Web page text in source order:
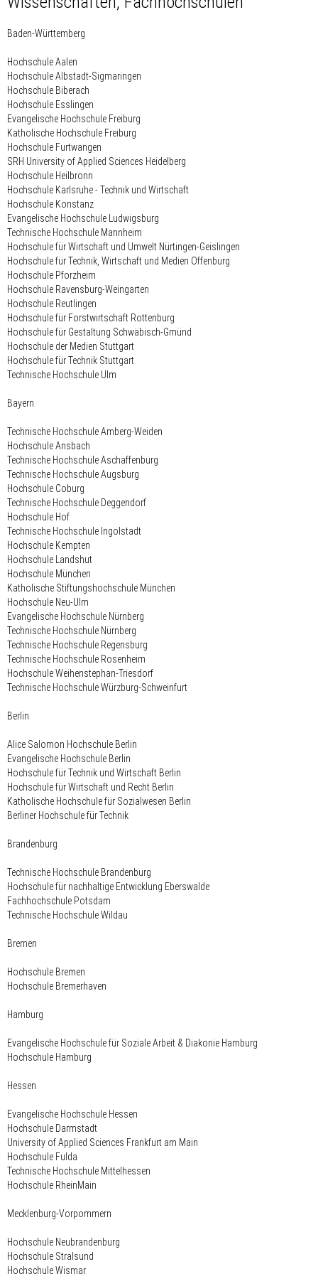
Baden-Württemberg
Hochschule Aalen
Hochschule Albstadt-Sigmaringen
Hochschule Biberach
Hochschule Esslingen
Evangelische Hochschule Freiburg
Katholische Hochschule Freiburg
Hochschule Furtwangen
SRH University of Applied Sciences Heidelberg
Hochschule Heilbronn
Hochschule Karlsruhe - Technik und Wirtschaft
Hochschule Konstanz
Evangelische Hochschule Ludwigsburg
Technische Hochschule Mannheim
Hochschule für Wirtschaft und Umwelt Nürtingen-Geislingen
Hochschule für Technik, Wirtschaft und Medien Offenburg
Hochschule Pforzheim
Hochschule Ravensburg-Weingarten
Hochschule Reutlingen
Hochschule für Forstwirtschaft Rottenburg
Hochschule für Gestaltung Schwäbisch-Gmünd
Hochschule der Medien Stuttgart
Hochschule für Technik Stuttgart
Technische Hochschule Ulm
Bayern
Technische Hochschule Amberg-Weiden
Hochschule Ansbach
Technische Hochschule Aschaffenburg
Technische Hochschule Augsburg
Hochschule Coburg
Technische Hochschule Deggendorf
Hochschule Hof
Technische Hochschule Ingolstadt
Hochschule Kempten
Hochschule Landshut
Hochschule München
Katholische Stiftungshochschule München
Hochschule Neu-Ulm
Evangelische Hochschule Nürnberg
Technische Hochschule Nürnberg
Technische Hochschule Regensburg
Technische Hochschule Rosenheim
Hochschule Weihenstephan-Triesdorf
Technische Hochschule Würzburg-Schweinfurt
Berlin
Alice Salomon Hochschule Berlin
Evangelische Hochschule Berlin
Hochschule für Technik und Wirtschaft Berlin
Hochschule für Wirtschaft und Recht Berlin
Katholische Hochschule für Sozialwesen Berlin
Berliner Hochschule für Technik
Brandenburg
Technische Hochschule Brandenburg
Hochschule für nachhaltige Entwicklung Eberswalde
Fachhochschule Potsdam
Technische Hochschule Wildau
Bremen
Hochschule Bremen
Hochschule Bremerhaven
Hamburg
Evangelische Hochschule für Soziale Arbeit & Diakonie Hamburg
Hochschule Hamburg
Hessen
Evangelische Hochschule Hessen
Hochschule Darmstadt
University of Applied Sciences Frankfurt am Main
Hochschule Fulda
Technische Hochschule Mittelhessen
Hochschule RheinMain
Mecklenburg-Vorpommern
Hochschule Neubrandenburg
Hochschule Stralsund
Hochschule Wismar